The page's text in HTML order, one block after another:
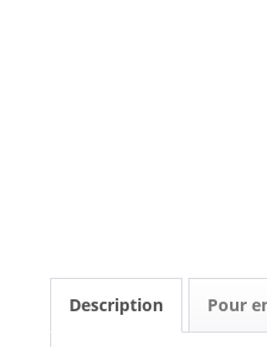
Description Pour